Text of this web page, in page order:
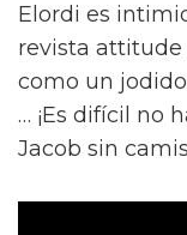
Elordi es
revista attitude
como un jodido
… ¡Es difícil no
Jacob sin